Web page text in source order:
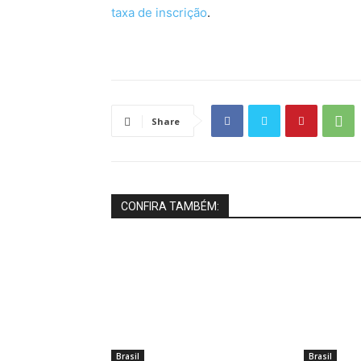
taxa de inscrição.
Share
CONFIRA TAMBÉM:
Brasil Brasil